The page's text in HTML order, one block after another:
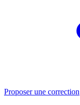
Proposer une correction